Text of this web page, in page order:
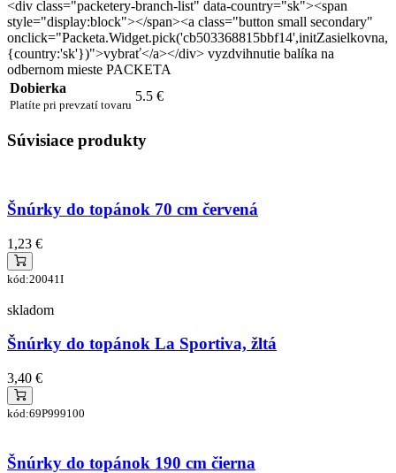
<div class="packetery-branch-list" data-country="sk"><span
style="display:block"></span><a class="button small secondary"
onclick="Packeta.Widget.pick('cb503368815bbf14',initZasielkovna,
{country:'sk'})">vybrať</a></div> vyzdvihnutie balíka na
odbernom mieste PACKETA
Dobierka
Platíte pri prevzatí tovaru
5.5 €
Súvisiace produkty
Šnúrky do topánok 70 cm červená
1,23 €
kód:20041I
skladom
Šnúrky do topánok La Sportiva, žltá
3,40 €
kód:69P999100
Šnúrky do topánok 190 cm čierna